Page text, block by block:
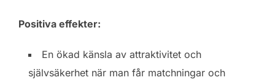
Positiva effekter:
En ökad känsla av attraktivitet och
självsäkerhet när man får matchningar och